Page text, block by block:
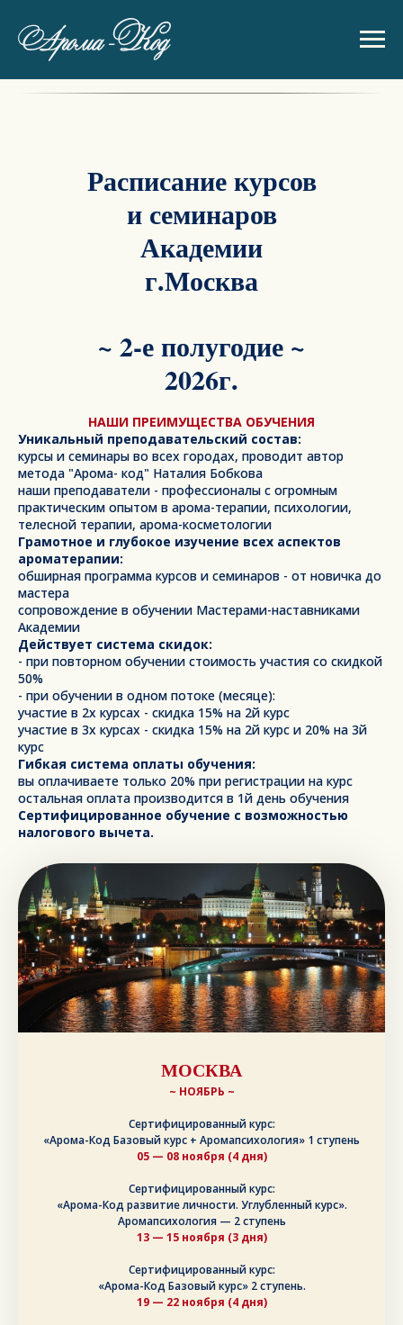
Расписание курсов
и семинаров
Академии
г.Москва
~ 2-е полугодие ~
2026г.
НАШИ ПРЕИМУЩЕСТВА ОБУЧЕНИЯ
Уникальный преподавательский состав:
курсы и семинары во всех городах, проводит автор
метода "Арома- код" Наталия Бобкова
наши преподаватели - профессионалы с огромным
практическим опытом в арома-терапии, психологии,
телесной терапии, арома-косметологии
Грамотное и глубокое изучение всех аспектов
ароматерапии:
обширная программа курсов и семинаров - от новичка до
мастера
сопровождение в обучении Мастерами-наставниками
Академии
Действует система скидок:
- при повторном обучении стоимость участия со скидкой
50%
- при обучении в одном потоке (месяце):
участие в 2х курсах - скидка 15% на 2й курс
участие в 3х курсах - скидка 15% на 2й курс и 20% на 3й
курс
Гибкая система оплаты обучения:
вы оплачиваете только 20% при регистрации на курс
остальная оплата производится в 1й день обучения
Сертифицированное обучение с возможностью
налогового вычета.
МОСКВА
~ НОЯБРЬ ~
Сертифицированный курс:
«Арома-Код Базовый курс + Аромапсихология» 1 ступень
05 — 08 ноября (4 дня)
Сертифицированный курс:
«Арома-Код развитие личности. Углубленный курс».
Аромапсихология — 2 ступень
13 — 15 ноября (3 дня)
Сертифицированный курс:
«Арома-Код Базовый курс» 2 ступень.
19 — 22 ноября (4 дня)